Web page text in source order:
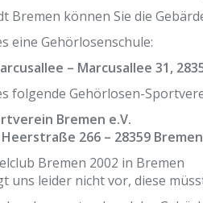
Bremen können Sie die
eine Gehörlosenschule:
– Marcusallee 31,
folgende Gehörlosen-
Bremen e.V.
266 – 28359 Bremen
Bremen 2002 in Bremen
uns leider nicht vor, diese